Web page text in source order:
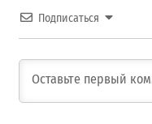
Подписаться